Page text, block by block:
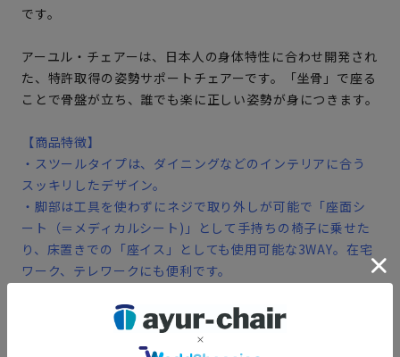
です。
アーユル・チェアーは、日本人の身体特性に合わせ開発され
た、特許取得の姿勢サポートチェアーです。「坐骨」で座る
ことで骨盤が立ち、誰でも楽に正しい姿勢が身につきます。
【商品特徴】
・スツールタイプは、ダイニングなどのインテリアに合う
スッキリしたデザイン。
・脚部は工具を使わずにネジで取り外しが可能で「座面シ
ート（＝メディカルシート)」として手持ちの椅子に乗せた
り、床置きでの「座イス」としても使用可能な3WAY。在宅
ワーク、テレワークにも便利です。
「SH49（座面の高さ49ｃｍ）」の2種類。身長に合わせて
お選びください。